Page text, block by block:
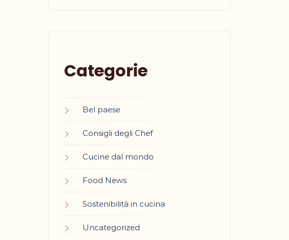
Categorie
Bel paese
Consigli degli Chef
Cucine dal mondo
Food News
Sostenibilità in cucina
Uncategorized